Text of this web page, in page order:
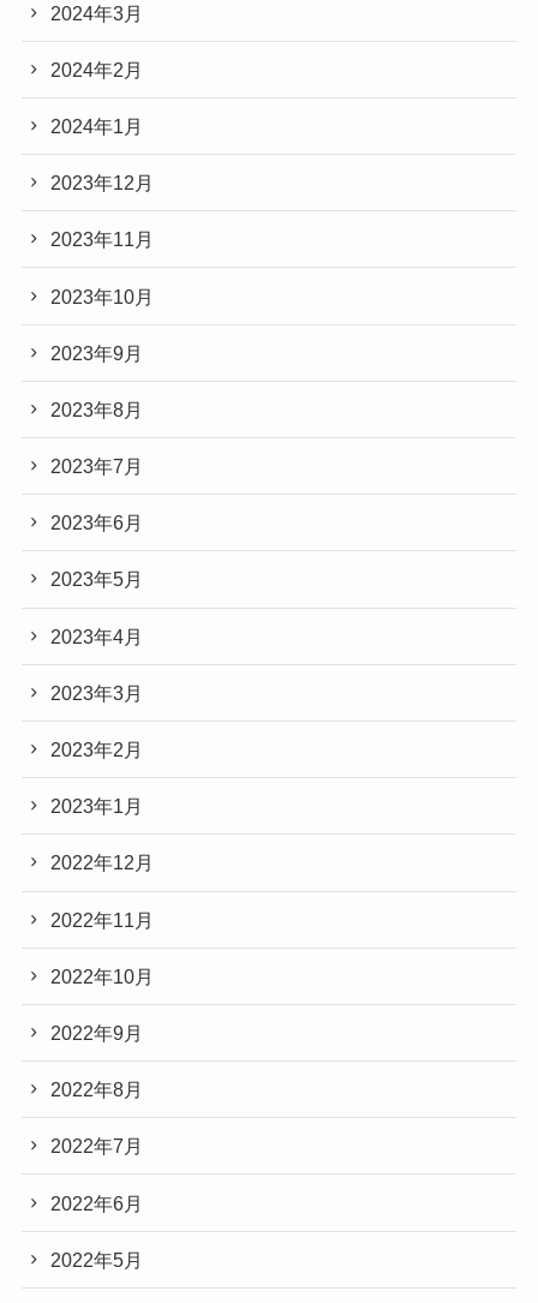
2024年3月
2024年2月
2024年1月
2023年12月
2023年11月
2023年10月
2023年9月
2023年8月
2023年7月
2023年6月
2023年5月
2023年4月
2023年3月
2023年2月
2023年1月
2022年12月
2022年11月
2022年10月
2022年9月
2022年8月
2022年7月
2022年6月
2022年5月